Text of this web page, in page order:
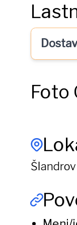
Foto